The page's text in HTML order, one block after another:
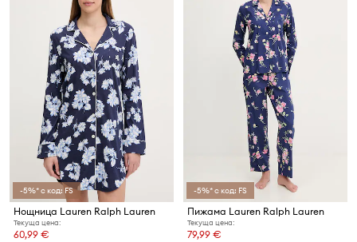
-5%* с код: FS
Нощница Lauren Ralph Lauren
Текуща цена:
60,99 €
-5%* с код: FS
Пижама Lauren Ralph Lauren
Текуща цена:
79,99 €